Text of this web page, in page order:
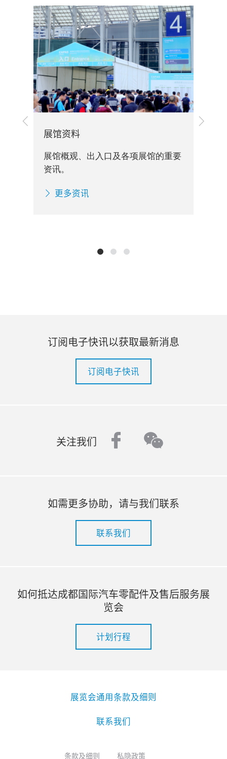
上
下
展馆资料
展馆概观、出入口及各项展馆的重要
资讯。
更多资讯
订阅电子快讯以获取最新消息
订阅电子快讯
关注我们 facebook
wechat
如需更多协助，请与我们联系
联系我们
如何抵达成都国际汽车零配件及售后服务展
览会
计划行程
展览会通用条款及细则
联系我们
条款及细则 私隐政策